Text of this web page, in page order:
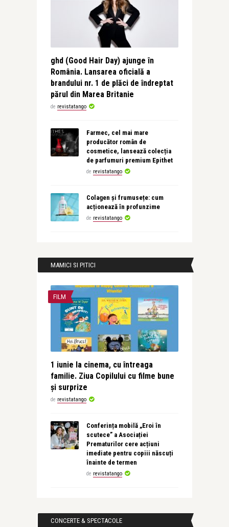
ghd (Good Hair Day) ajunge în
România. Lansarea oficială a
brandului nr. 1 de plăci de îndreptat
părul din Marea Britanie
de revistatango
Farmec, cel mai mare
producător român de
cosmetice, lansează colecția
de parfumuri premium Epithet
de revistatango
Colagen și frumusețe: cum
acționează în profunzime
de revistatango
MAMICI SI PITICI
FILM
1 iunie la cinema, cu întreaga
familie. Ziua Copilului cu filme bune
și surprize
de revistatango
Conferința mobilă „Eroi în
scutece” a Asociației
Prematurilor cere acțiuni
imediate pentru copiii născuți
înainte de termen
de revistatango
CONCERTE & SPECTACOLE